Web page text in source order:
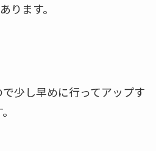
ります。
少し早めに行ってアップす